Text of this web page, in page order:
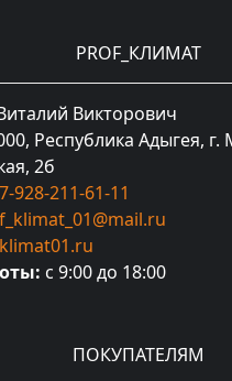
PROF_КЛИМАТ
Викторович
Республика Адыгея, г.
2б
928-211-61-11
с 9:00 до 18:00
ПОКУПАТЕЛЯМ